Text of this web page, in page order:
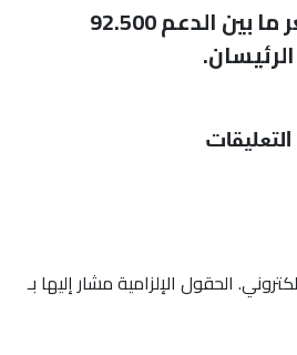
سوف يتذبذب السعر ما بين الدعم 92.500
التعليقات
الحقول الإلزامية مشار إليها بـ